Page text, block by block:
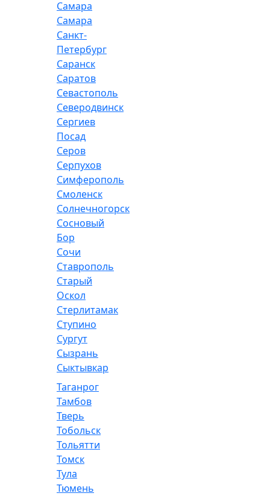
Самара
Самара
Санкт-
Петербург
Саранск
Саратов
Севастополь
Северодвинск
Сергиев
Посад
Серов
Серпухов
Симферополь
Смоленск
Солнечногорск
Сосновый
Бор
Сочи
Ставрополь
Старый
Оскол
Стерлитамак
Ступино
Сургут
Сызрань
Сыктывкар
Таганрог
Тамбов
Тверь
Тобольск
Тольятти
Томск
Тула
Тюмень